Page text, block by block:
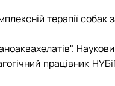
терапії собак
працівник